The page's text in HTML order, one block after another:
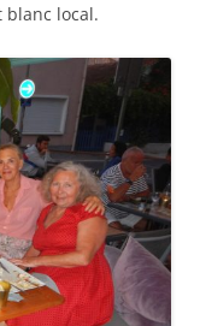
blanc local.